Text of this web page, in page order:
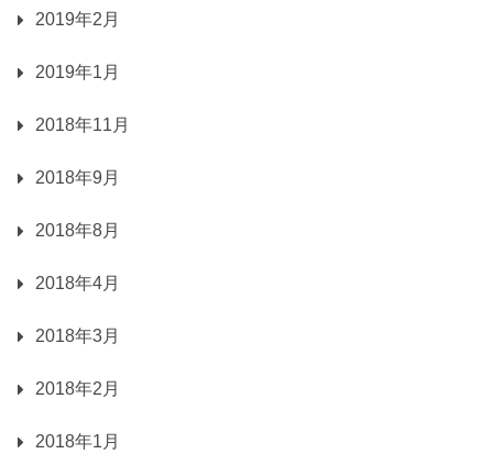
2019年2月
2019年1月
2018年11月
2018年9月
2018年8月
2018年4月
2018年3月
2018年2月
2018年1月